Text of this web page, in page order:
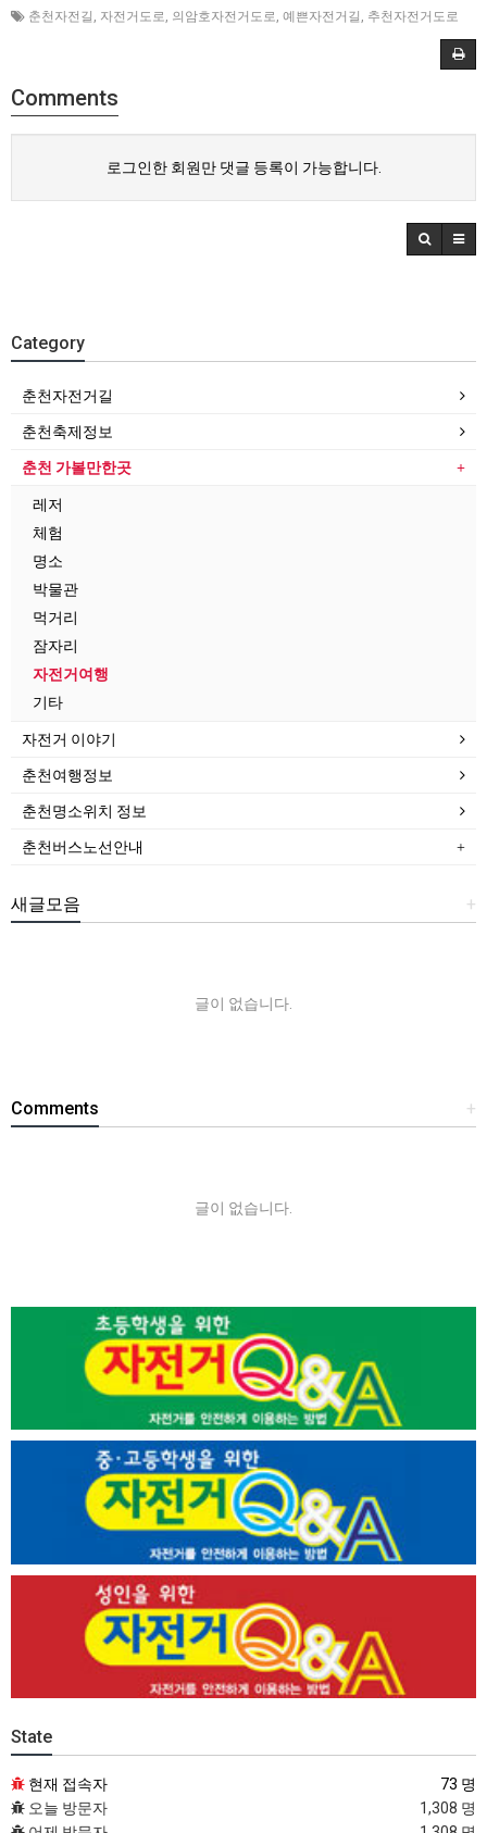
춘천자전길 , 자전거도로, 의암호자전거도로, 예쁜자전거길 , 추천자전거도로
Comments
로그인한 회원만 댓글 등록이 가능합니다.
Category
춘천자전거길
춘천축제정보
춘천 가볼만한곳
레저
체험
명소
박물관
먹거리
잠자리
자전거여행
기타
자전거 이야기
춘천여행정보
춘천명소위치 정보
춘천버스노선안내
+
새글모음
글이 없습니다.
+
Comments
글이 없습니다.
State
현재 접속자
73 명
오늘 방문자
1,308 명